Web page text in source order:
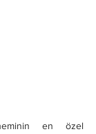
en özel